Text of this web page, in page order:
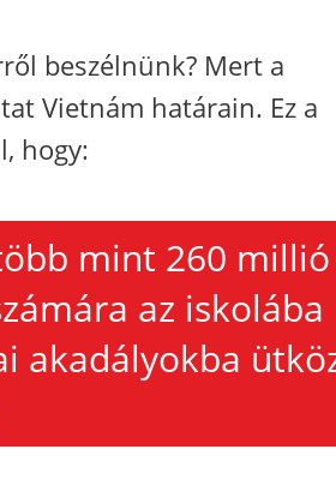
beszélnünk? Mert a
Vietnám határain. Ez a
hogy:
mint 260 millió
az iskolába
akadályokba